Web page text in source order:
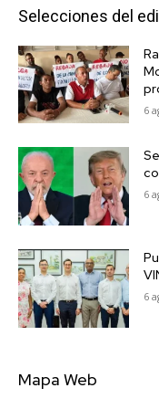
Selecciones del
6
6
6
Mapa Web